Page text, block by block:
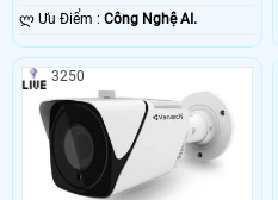
️ლ Ưu Điểm : Công Nghệ AI.
3250